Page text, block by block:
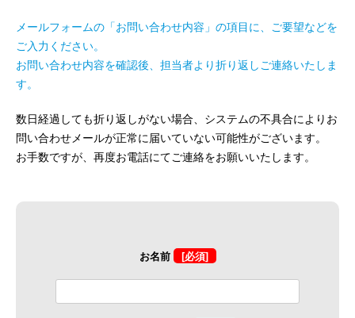
メールフォームの「お問い合わせ内容」の項目に、ご要望などを
ご入力ください。
お問い合わせ内容を確認後、担当者より折り返しご連絡いたしま
す。
数日経過しても折り返しがない場合、システムの不具合によりお
問い合わせメールが正常に届いていない可能性がございます。
お手数ですが、再度お電話にてご連絡をお願いいたします。
お名前 [必須]